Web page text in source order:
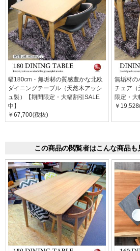
幅180cm・無垢材の質感豊かな北欧
ダイニングテーブル（天然木アッシ
ュ製）【期間限定・大幅割引SALE
中】
￥67,700(税抜)
無垢材の
チェア（
限定・大
￥
この商品の閲覧者はこんな商品も